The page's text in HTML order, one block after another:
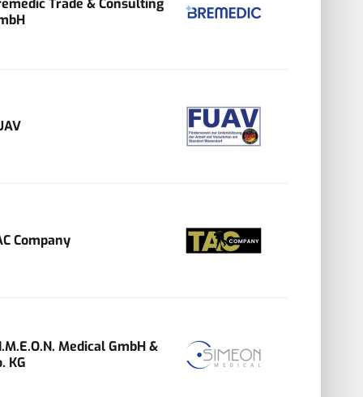
Trade & Consulting
Company
Medical GmbH &
KG